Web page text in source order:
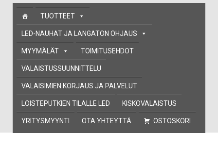
Skip
content
TUOTTEET
LED-NAUHAT JA LANGATON OHJAUS
MYYMÄLÄT TOIMITUSEHDOT
VALAISTUSSUUNNITTELU
VALAISIMIEN KORJAUS JA PALVELUT
LOISTEPUTKIEN TILALLE LED KISKOVALAISTUS
YRITYSMYYNTI OTA YHTEYTTÄ OSTOSKORI